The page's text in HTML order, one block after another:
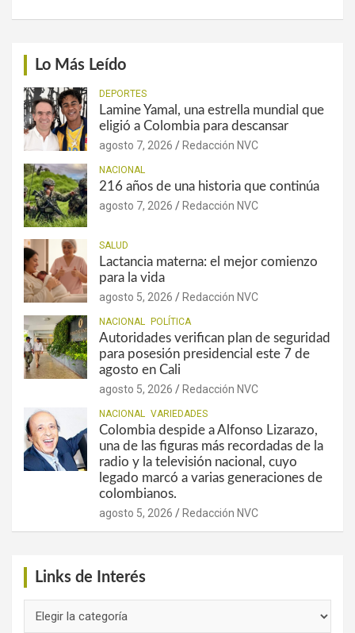
Lo Más Leído
DEPORTES
Lamine Yamal, una estrella mundial que
eligió a Colombia para descansar
agosto 7, 2026 Redacción NVC
NACIONAL
216 años de una historia que continúa
agosto 7, 2026 Redacción NVC
SALUD
Lactancia materna: el mejor comienzo
para la vida
agosto 5, 2026 Redacción NVC
NACIONAL POLÍTICA
Autoridades verifican plan de seguridad
para posesión presidencial este 7 de
agosto en Cali
agosto 5, 2026 Redacción NVC
NACIONAL VARIEDADES
Colombia despide a Alfonso Lizarazo,
una de las figuras más recordadas de la
radio y la televisión nacional, cuyo
legado marcó a varias generaciones de
colombianos.
agosto 5, 2026 Redacción NVC
Links de Interés